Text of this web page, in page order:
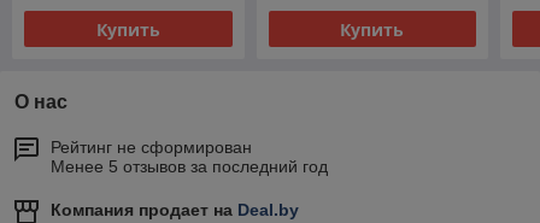
Купить Купить
О нас
Рейтинг не сформирован
Менее 5 отзывов за последний год
Компания продает на Deal.by